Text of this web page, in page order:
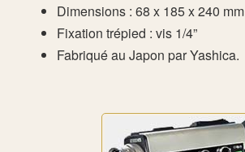
Dimensions : 68 x 185 x 240 mm
Fixation trépied : vis 1/4”
Fabriqué au Japon par Yashica.